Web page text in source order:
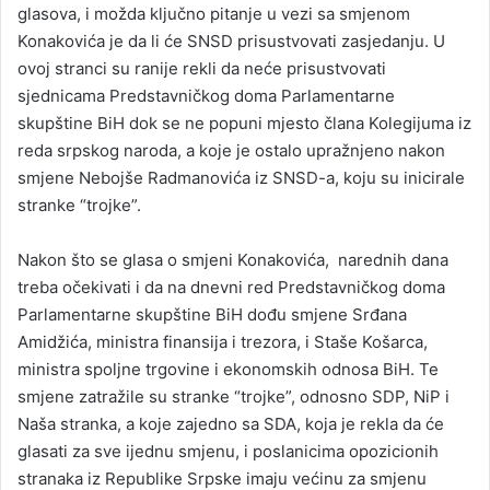
glasova, i možda ključno pitanje u vezi sa smjenom
Konakovića je da li će SNSD prisustvovati zasjedanju. U
ovoj stranci su ranije rekli da neće prisustvovati
sjednicama Predstavničkog doma Parlamentarne
skupštine BiH dok se ne popuni mjesto člana Kolegijuma iz
reda srpskog naroda, a koje je ostalo upražnjeno nakon
smjene Nebojše Radmanovića iz SNSD-a, koju su inicirale
stranke “trojke”.
Nakon što se glasa o smjeni Konakovića, narednih dana
treba očekivati i da na dnevni red Predstavničkog doma
Parlamentarne skupštine BiH dođu smjene Srđana
Amidžića, ministra finansija i trezora, i Staše Košarca,
ministra spoljne trgovine i ekonomskih odnosa BiH. Te
smjene zatražile su stranke “trojke”, odnosno SDP, NiP i
Naša stranka, a koje zajedno sa SDA, koja je rekla da će
glasati za sve ijednu smjenu, i poslanicima opozicionih
stranaka iz Republike Srpske imaju većinu za smjenu